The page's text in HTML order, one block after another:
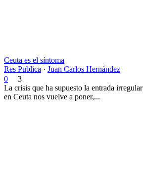
Ceuta es el síntoma
Res Publica · Juan Carlos Hernández
0
3
La crisis que ha supuesto la entrada
en Ceuta nos vuelve a poner,...